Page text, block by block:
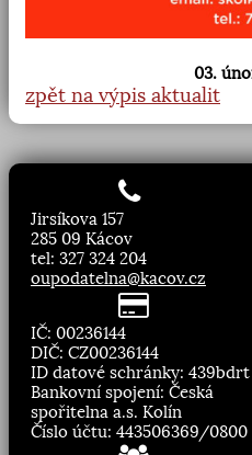
03.
zpět na výpis aktualit
Jirsíkova 157
285 09 Kácov
tel: 327 324 204
oupodatelna@kacov.cz
IČ: 00236144
DIČ: CZ00236144
ID datové schránky: 439bdrt
Bankovní spojení: Česká
spořitelna a.s. Kolín
Číslo účtu: 443506369/0800